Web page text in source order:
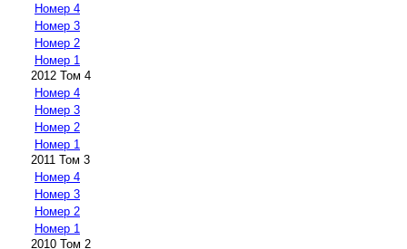
Номер 4
Номер 3
Номер 2
Номер 1
2012 Том 4
Номер 4
Номер 3
Номер 2
Номер 1
2011 Том 3
Номер 4
Номер 3
Номер 2
Номер 1
2010 Том 2